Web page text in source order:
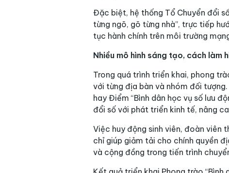
Đặc biệt, hệ thống Tổ Chuyển đổi
từng ngõ, gõ từng nhà”, trực tiếp
tục hành chính trên môi trường
Nhiều mô hình sáng tạo, cách làm
Trong quá trình triển khai, phong
với từng địa bàn và nhóm đối tượng.
hay Điểm “Bình dân học vụ số lưu
đổi số với phát triển kinh tế, nâng
Việc huy động sinh viên, đoàn viên
chỉ giúp giảm tải cho chính quyền
và cộng đồng trong tiến trình